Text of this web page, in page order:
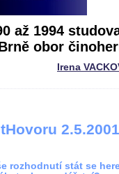
až 1994
obor
Irena
2.5.2001
rozhodnutí stát se